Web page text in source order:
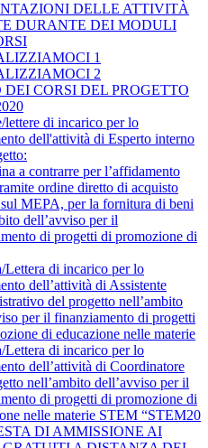
DELLE ATTIVITÀ
DURANTE DEI MODULI
1
2
DEI CORSI DEL PROGETTO
lettere di incarico per lo
dell'attività di Esperto interno
a contrarre per l’affidamento
ordine diretto di acquisto
MEPA, per la fornitura di beni
dell’avviso per il
di progetti di promozione di
Lettera di incarico per lo
dell’attività di Assistente
del progetto nell’ambito
per il finanziamento di progetti
di educazione nelle materie
Lettera di incarico per lo
dell’attività di Coordinatore
nell’ambito dell’avviso per il
di progetti di promozione di
nelle materie STEM “STEM20
DI AMMISSIONE AI